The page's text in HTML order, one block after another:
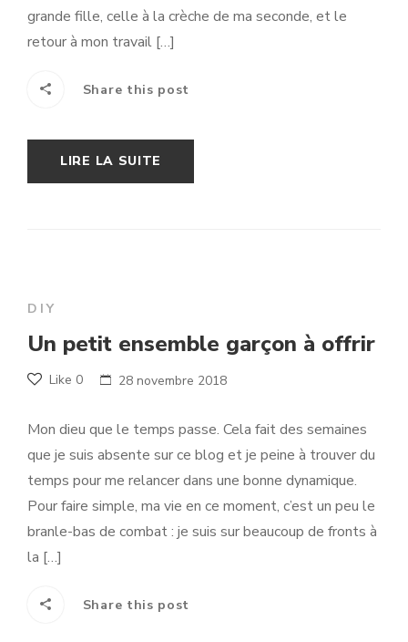
grande fille, celle à la crèche de ma seconde, et le
retour à mon travail […]
LIRE LA SUITE
Share this post
DIY
Un petit ensemble garçon à offrir
Like 0 28 novembre 2018
Mon dieu que le temps passe. Cela fait des semaines
que je suis absente sur ce blog et je peine à trouver du
temps pour me relancer dans une bonne dynamique.
Pour faire simple, ma vie en ce moment, c’est un peu le
branle-bas de combat : je suis sur beaucoup de fronts à
la […]
Share this post